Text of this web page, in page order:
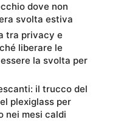
dove non
svolta estiva
tra privacy e
liberare le
la svolta per
il trucco del
plexiglass per
nei mesi caldi